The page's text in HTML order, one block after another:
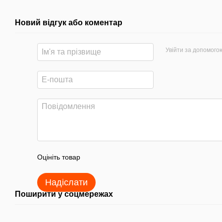
Новий відгук або коментар
Увійти за
Оцініть товар
Надіслати
Поширити у соцмережах